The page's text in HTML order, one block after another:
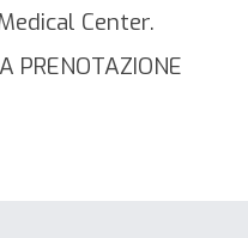
Center.
PRENOTAZIONE